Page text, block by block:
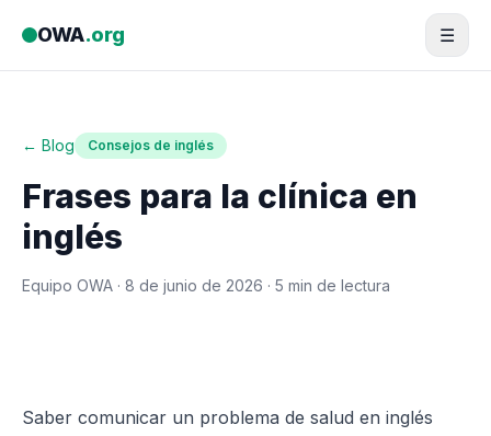
OWA.org ☰
← Blog Consejos de inglés
Frases para la clínica en
inglés
Equipo OWA · 8 de junio de 2026 · 5 min de lectura
Saber comunicar un problema de salud en inglés